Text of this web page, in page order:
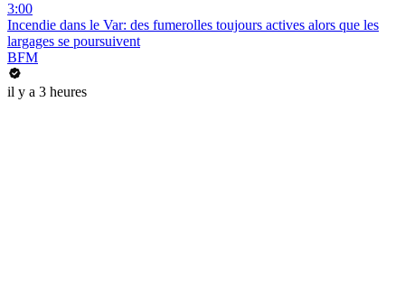
3:00
Incendie dans le Var: des fumerolles toujours actives alors que les
largages se poursuivent
BFM
il y a 3 heures